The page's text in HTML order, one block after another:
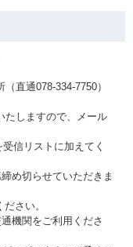
直通078-334-7750）
たしますので、メール
信リストに加えてく
め切らせていただきま
さい。
機関をご利用くださ